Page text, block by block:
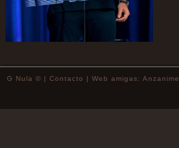
G Nula © | Contacto | Web amigas: Anzanime